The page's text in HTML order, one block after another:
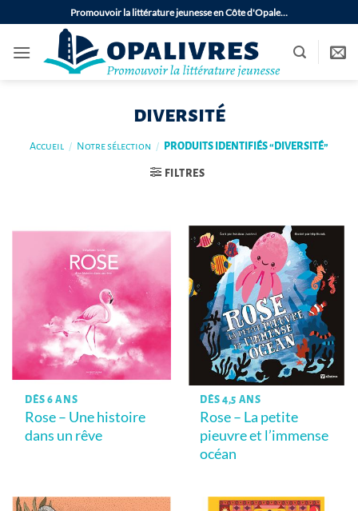
au
contenu
Promouvoir la littérature jeunesse en Côte d'Opale…
diversité
Accueil / Notre sélection / PRODUITS IDENTIFIÉS “DIVERSITÉ”
FILTRES
DÈS 6 ANS
Rose – Une histoire
dans un rêve
DÈS 4,5 ANS
Rose – La petite
pieuvre et l’immense
océan